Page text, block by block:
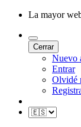
La mayor
Cerrar
Nuevo
Entrar
Olvidé